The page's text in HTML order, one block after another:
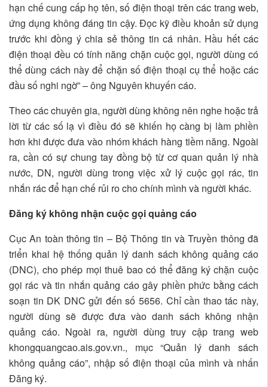
hạn chế cung cấp họ tên, số điện thoại trên các trang web,
ứng dụng không đáng tin cậy. Đọc kỹ điều khoản sử dụng
trước khi đồng ý chia sẻ thông tin cá nhân. Hầu hết các
điện thoại đều có tính năng chặn cuộc gọi, người dùng có
thể dùng cách này để chặn số điện thoại cụ thể hoặc các
đầu số nghi ngờ” – ông Nguyên khuyến cáo.
Theo các chuyên gia, người dùng không nên nghe hoặc trả
lời từ các số lạ vì điều đó sẽ khiến họ càng bị làm phiền
hơn khi được đưa vào nhóm khách hàng tiềm năng. Ngoài
ra, cần có sự chung tay đồng bộ từ cơ quan quản lý nhà
nước, DN, người dùng trong việc xử lý cuộc gọi rác, tin
nhắn rác để hạn chế rủi ro cho chính mình và người khác.
Đăng ký không nhận cuộc gọi quảng cáo
Cục An toàn thông tin – Bộ Thông tin và Truyền thông đã
triển khai hệ thống quản lý danh sách không quảng cáo
(DNC), cho phép mọi thuê bao có thể đăng ký chặn cuộc
gọi rác và tin nhắn quảng cáo gây phiền phức bằng cách
soạn tin DK DNC gửi đến số 5656. Chỉ cần thao tác này,
người dùng sẽ được đưa vào danh sách không nhận
quảng cáo. Ngoài ra, người dùng truy cập trang web
khongquangcao.ais.gov.vn., mục “Quản lý danh sách
không quảng cáo”, nhập số điện thoại của mình và nhấn
Đăng ký.